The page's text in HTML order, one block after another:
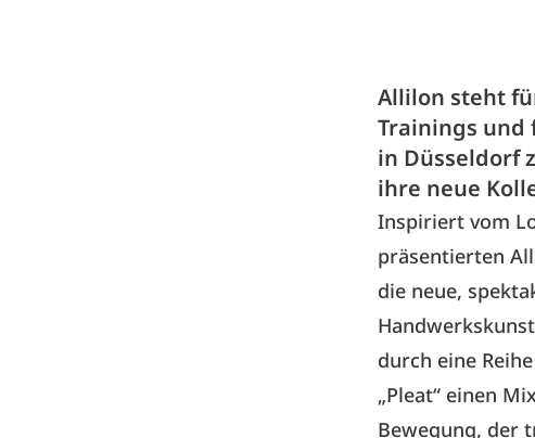
Allilon steht
Trainings und
in Düsseldorf
ihre neue
Inspiriert vom
präsentierten
die neue,
durch eine
„Pleat“ einen
Bewegung, der